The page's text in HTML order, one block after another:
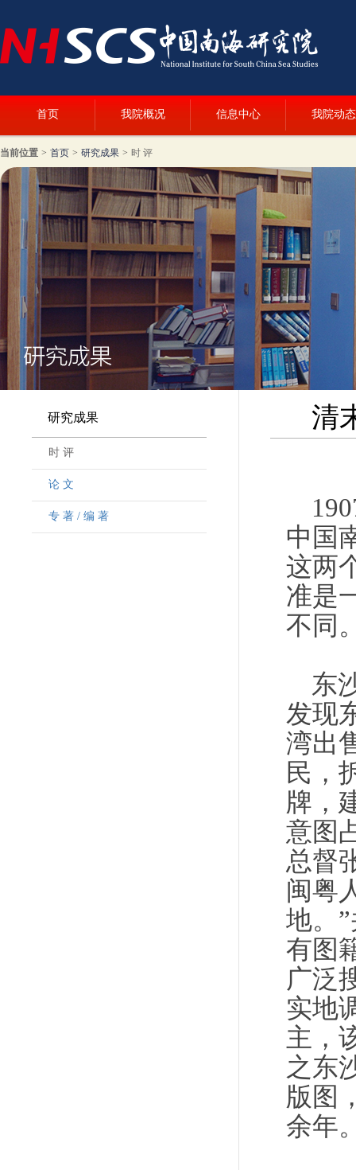
首页 我院概况 信息中心 我院动态
当前位置 > 首页 > 研究成果 > 时 评
研究成果
时 评
论 文
专 著 / 编 著
清
中国
这两
准是
不同
东
发现
湾出
民，
牌，
意图
总督
闽粤
地。
有图
广泛
实地
主，
之东
版图
余年